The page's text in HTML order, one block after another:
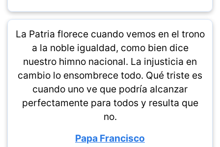
La Patria florece cuando vemos en el trono
a la noble igualdad, como bien dice
nuestro himno nacional. La injusticia en
cambio lo ensombrece todo. Qué triste es
cuando uno ve que podría alcanzar
perfectamente para todos y resulta que
no.
Papa Francisco